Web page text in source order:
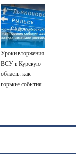
последние
новости о боевых
действиях
Уроки вторжения
ВСУ в Курскую
область: как
горькие события
российскую